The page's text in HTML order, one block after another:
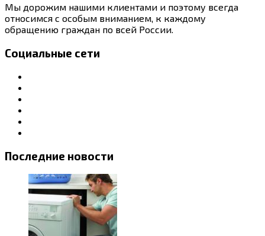
Мы дорожим нашими клиентами и поэтому всегда
относимся с особым вниманием, к каждому
обращению граждан по всей России.
Социальные сети
Последние новости